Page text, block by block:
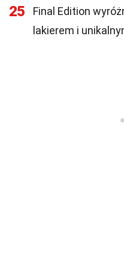
25
Final Edition
lakierem i